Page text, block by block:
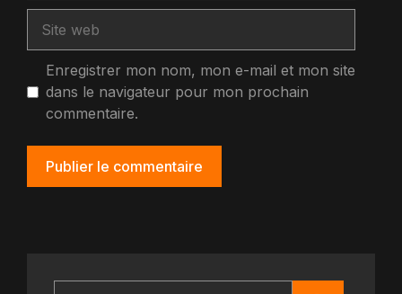
web
Enregistrer mon nom, mon e-mail et mon site
dans le navigateur pour mon prochain
commentaire.